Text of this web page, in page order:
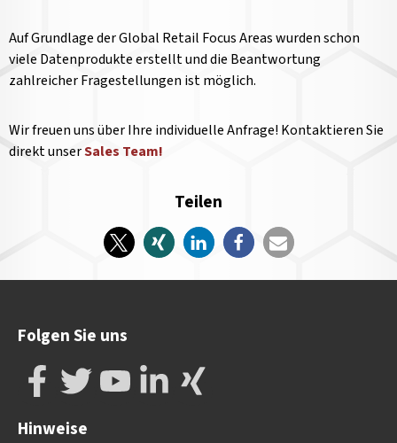
Auf Grundlage der Global Retail Focus Areas wurden schon
viele Datenprodukte erstellt und die Beantwortung
zahlreicher Fragestellungen ist möglich.
Wir freuen uns über Ihre individuelle Anfrage! Kontaktieren Sie
direkt unserSales Team!
Teilen
Folgen Sie uns
Hinweise